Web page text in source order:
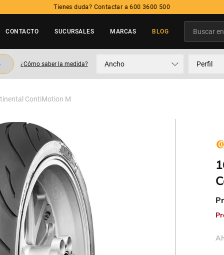
Tienes duda? Contactar a 600 3600 500
CONTACTO SUCURSALES MARCAS BLOG
¿Cómo saber la medida? Ancho Perfil
ContiMotion M
TÉRMINOS MÁS BUSCADOS
. neumatico
3. 205
5 235